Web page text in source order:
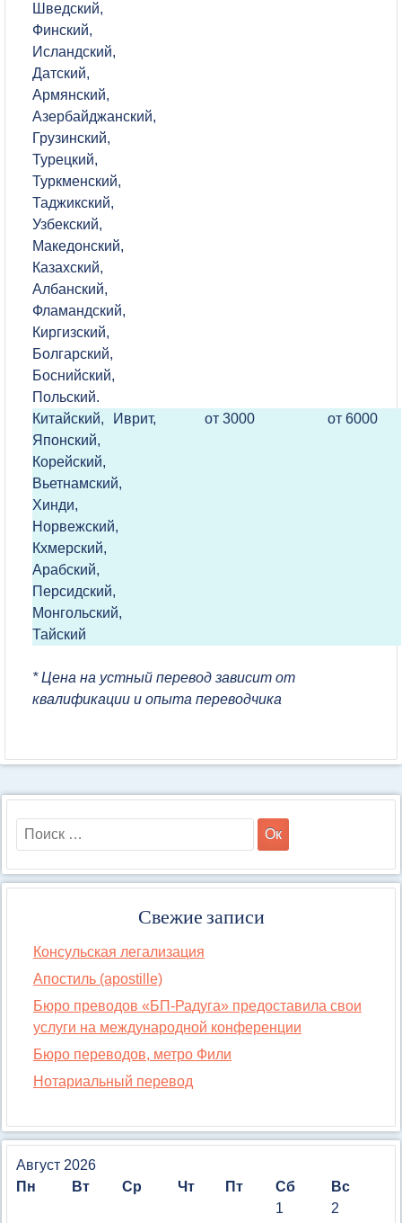
Шведский,
Финский,
Исландский,
Датский,
Армянский,
Азербайджанский,
Грузинский,
Турецкий,
Туркменский,
Таджикский,
Узбекский,
Македонский,
Казахский,
Албанский,
Фламандский,
Киргизский,
Болгарский,
Боснийский,
Польский.
Китайский, Иврит,
Японский,
Корейский,
Вьетнамский,
Хинди,
Норвежский,
Кхмерский,
Арабский,
Персидский,
Монгольский,
Тайский
от 3000 от 6000
* Цена на устный перевод зависит от
квалификации и опыта переводчика
Свежие записи
Консульская легализация
Апостиль (apostille)
Бюро преводов «БП-Радуга» предоставила свои
услуги на международной конференции
Бюро переводов, метро Фили
Нотариальный перевод
Август 2026
Пн
Вт Ср Чт Пт Сб
Вс
1
2